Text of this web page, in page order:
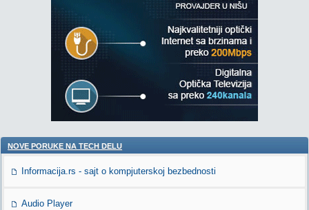
NOVE PORUKE NA TECH DELU
Informacija.rs - sajt o kompjuterskoj bezbednosti
Audio Player